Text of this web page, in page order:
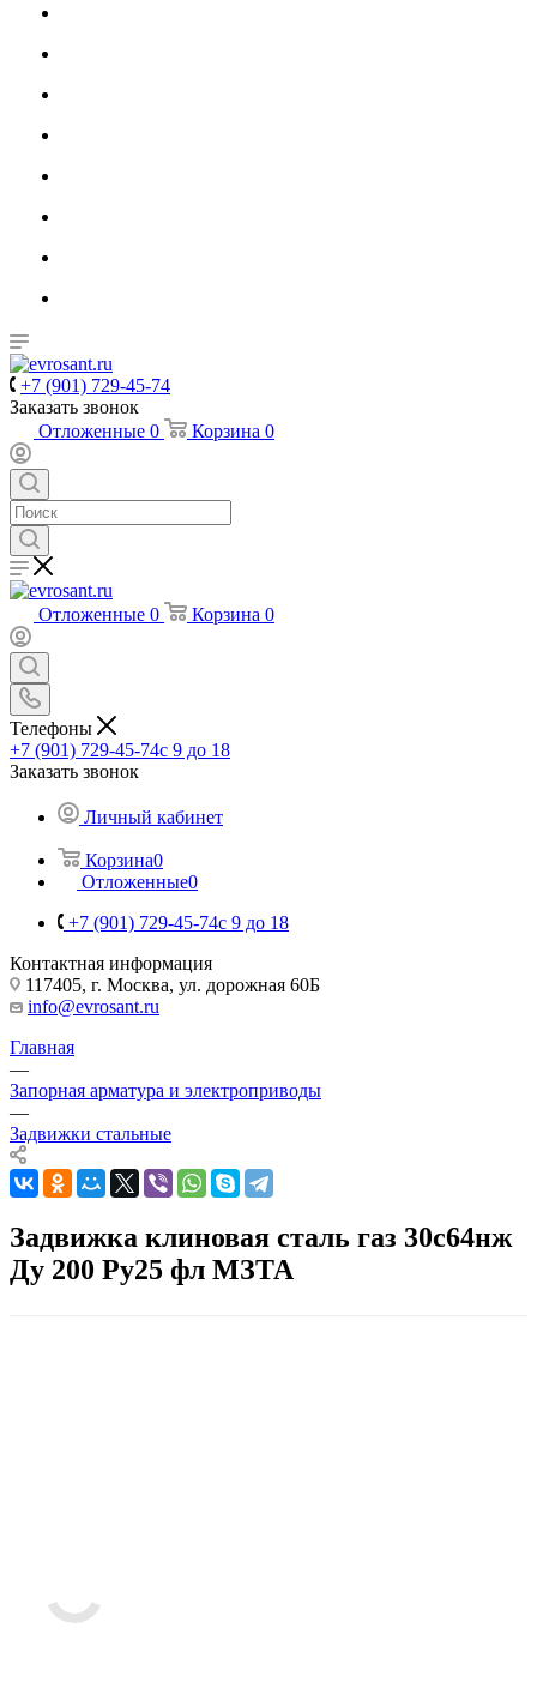
+7 (901) 729-45-74
Заказать звонок
Отложенные 0 Корзина 0
Отложенные 0 Корзина 0
Телефоны
+7 (901) 729-45-74c 9 до 18
Заказать звонок
Личный кабинет
Корзина0
Отложенные0
+7 (901) 729-45-74c 9 до 18
Контактная информация
117405, г. Москва, ул. дорожная 60Б
info@evrosant.ru
Главная
—
Запорная арматура и электроприводы
—
Задвижки стальные
Задвижка клиновая сталь газ 30с64нж
Ду 200 Ру25 фл МЗТА